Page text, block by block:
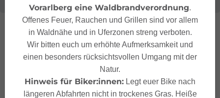
Vorarlberg eine Waldbrandverordnung
Offenes Feuer, Rauchen und Grillen sind vor allem
in Waldnähe und in Uferzonen streng verboten.
Wir bitten euch um erhöhte Aufmerksamkeit und
einen besonders rücksichtsvollen Umgang mit der
Natur.
Hinweis für Biker:innen: Legt euer Bike nach
längeren Abfahrten nicht in trockenes Gras. Heiße